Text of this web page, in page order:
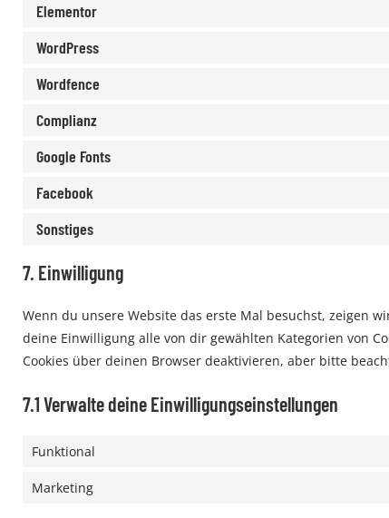
Elementor
WordPress
Wordfence
Complianz
Google Fonts
Facebook
Sonstiges
7. Einwilligung
Wenn du unsere Website das erste Mal besuchst, zeigen
deine Einwilligung alle von dir gewählten Kategorien von
Cookies über deinen Browser deaktivieren, aber bitte
7.1 Verwalte deine Einwilligungseinstellungen
Funktional
Marketing